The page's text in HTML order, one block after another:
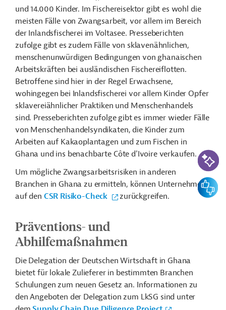
und 14.000 Kinder. Im Fischereisektor gibt es wohl die
meisten Fälle von Zwangsarbeit, vor allem im Bereich
der Inlandsfischerei im Voltasee. Presseberichten
zufolge gibt es zudem Fälle von sklavenähnlichen,
menschenunwürdigen Bedingungen von ghanaischen
Arbeitskräften bei ausländischen Fischereiflotten.
Betroffene sind hier in der Regel Erwachsene,
wohingegen bei Inlandsfischerei vor allem Kinder Opfer
sklavereiähnlicher Praktiken und Menschenhandels
sind. Presseberichten zufolge gibt es immer wieder Fälle
von Menschenhandelsyndikaten, die Kinder zum
Arbeiten auf Kakaoplantagen und zum Fischen in
Ghana und ins benachbarte Côte d'Ivoire verkaufen.
Um mögliche Zwangsarbeitsrisiken in anderen
Branchen in Ghana zu ermitteln, können Unternehmen
auf den CSR Risiko-Check zurückgreifen.
Präventions- und
Abhilfemaßnahmen
Die Delegation der Deutschen Wirtschaft in Ghana
bietet für lokale Zulieferer in bestimmten Branchen
Schulungen zum neuen Gesetz an. Informationen zu
den Angeboten der Delegation zum LkSG sind unter
KI-